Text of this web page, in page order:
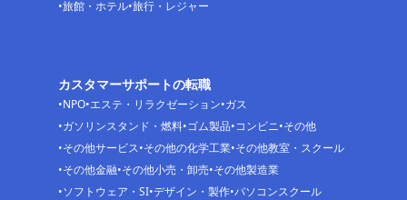
旅館・ホテル 旅行・レジャー
カスタマーサポートの転職
NPO エステ・リラクゼーション ガス
ガソリンスタンド・燃料 ゴム製品 コンビニ その他
その他サービス その他の化学工業 その他教室・スクール
その他金融 その他小売・卸売 その他製造業
ソフトウェア・SI デザイン・製作 パソコンスクール